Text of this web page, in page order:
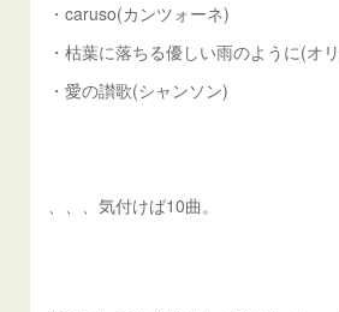
・caruso(カンツォーネ)
・枯葉に落ちる優しい雨のように(オ
・愛の讃歌(シャンソン)
、、、気付けば10曲。